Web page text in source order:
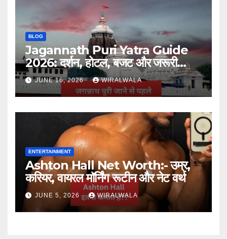
BLOG
Jagannath Puri Yatra Guide
2026: दर्शन, होटल, बजट और जरूरी
जानकारी
JUNE 16, 2026 WIRALWALA
ENTERTAINMENT
Ashton Hall Net Worth:- उम्र,
करियर, वायरल मॉर्निंग रूटीन और नेट वर्थ
JUNE 5, 2026 WIRALWALA